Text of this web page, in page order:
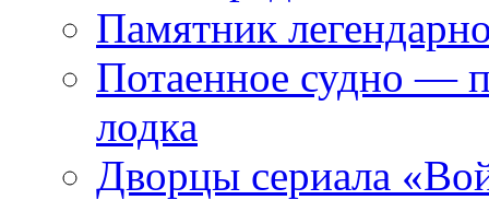
Памятник
Потаенное судно —
лодка
Дворцы сериала